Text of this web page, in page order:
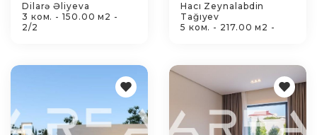
Dilarə Əliyeva
3 ком. - 150.00 м2 -
2/2
Hacı Zeynalabdin
Tağıyev
5 ком. - 217.00 м2 -